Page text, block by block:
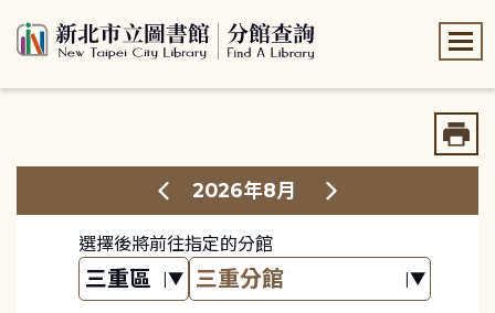
2026年8月
選擇後將前往指定的分館